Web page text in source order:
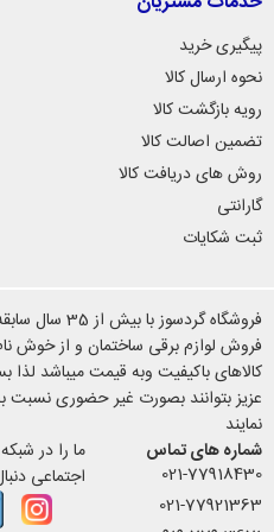
مشخصات فنی کلید و پریز
کلید و پریز دلند مدل آسا پلکسی
پلکسی گلاس شفاف ساخته شده است و
مقاوم میباشد، نصب آسان و توکار و،
پریز برق، تلفن، آنتن، دیمر، کلید
های این مدل می باشد.
پیگیری خرید
نحوه ارسال کالا
رویه بازگشت کالا
تضمین اصالت کالا
روش های دریافت کالا
گارانتی
ثبت شکایات
فروشگاه
فروش لوازم برقی ساختمان و از خوش
کالاهای باکیفیت وبه قیمت میباشد لذا
عزیز بتوانند بصورت غیر حضوری نسبت
نمایند
شماره های تماس
021-77918430
021-77921363
ما را در
اجتماعی